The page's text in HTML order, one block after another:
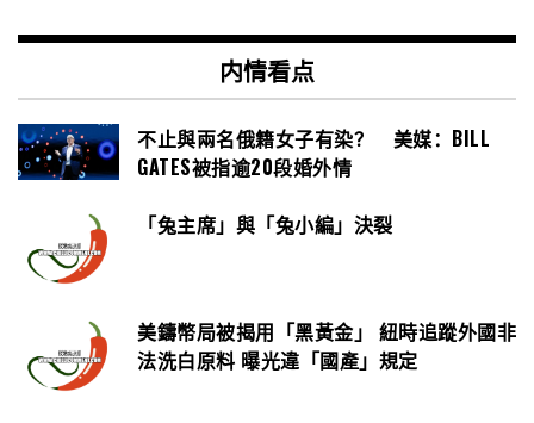
内情看点
不止與兩名俄籍女子有染？ 美媒：BILL
GATES被指逾20段婚外情
「兔主席」與「兔小編」決裂
美鑄幣局被揭用「黑黃金」 紐時追蹤外國非
法洗白原料 曝光違「國產」規定